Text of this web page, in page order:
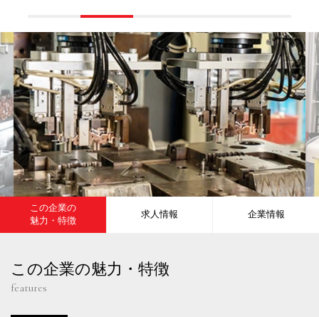
この企業の
魅力・特徴
求人情報 企業情報
この企業の魅力・特徴
features